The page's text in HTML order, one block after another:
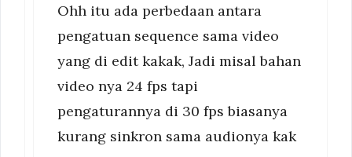
Ohh itu ada perbedaan antara
pengatuan sequence sama video
yang di edit kakak, Jadi misal bahan
video nya 24 fps tapi
pengaturannya di 30 fps biasanya
kurang sinkron sama audionya kak